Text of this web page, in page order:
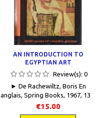
AN INTRODUCTION TO
EGYPTIAN ART
Review(s): 0
► De Rachewiltz, Boris En
anglais, Spring Books, 1967, 13 x
20, 256 pages, relié, occasion.Bon
état. Plein cartonné éditeur brun
€15.00